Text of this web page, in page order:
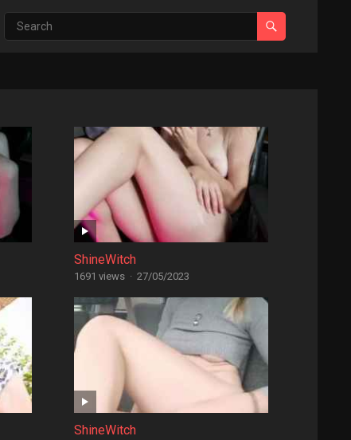
ShineWitch
1691 views · 27/05/2023
ShineWitch